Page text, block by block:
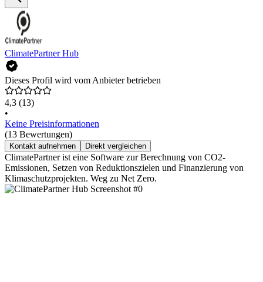
ClimatePartner Hub
Dieses Profil wird vom Anbieter betrieben
4,3 (13)
•
Keine Preisinformationen
(13 Bewertungen)
Kontakt aufnehmen Direkt vergleichen
ClimatePartner ist eine Software zur Berechnung von CO2-
Emissionen, Setzen von Reduktionszielen und Finanzierung von
Klimaschutzprojekten. Weg zu Net Zero.